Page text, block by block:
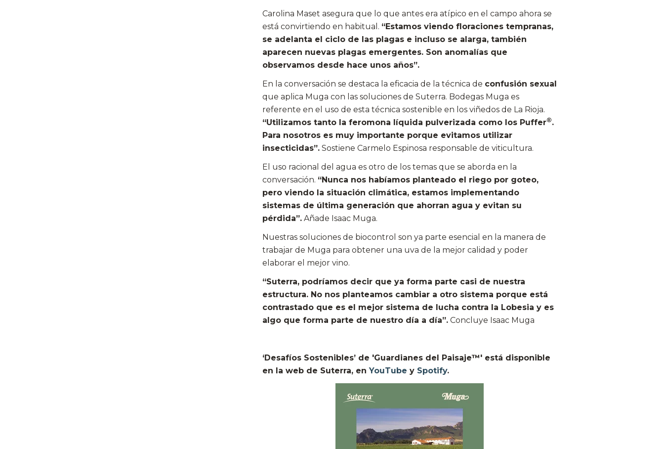
Carolina Maset asegura que lo que antes era atípico en el campo ahora se
está convirtiendo en habitual. “Estamos viendo floraciones tempranas,
se adelanta el ciclo de las plagas e incluso se alarga, también
aparecen nuevas plagas emergentes. Son anomalías que
observamos desde hace unos años”.
En la conversación se destaca la eficacia de la técnica de confusión sexual
que aplica Muga con las soluciones de Suterra. Bodegas Muga es
referente en el uso de esta técnica sostenible en los viñedos de La Rioja.
“Utilizamos tanto la feromona líquida pulverizada como los Puffer®.
Para nosotros es muy importante porque evitamos utilizar
insecticidas”. Sostiene Carmelo Espinosa responsable de viticultura.
El uso racional del agua es otro de los temas que se aborda en la
conversación. “Nunca nos habíamos planteado el riego por goteo,
pero viendo la situación climática, estamos implementando
sistemas de última generación que ahorran agua y evitan su
pérdida”. Añade Isaac Muga.
Nuestras soluciones de biocontrol son ya parte esencial en la manera de
trabajar de Muga para obtener una uva de la mejor calidad y poder
elaborar el mejor vino.
“Suterra, podríamos decir que ya forma parte casi de nuestra
estructura. No nos planteamos cambiar a otro sistema porque está
contrastado que es el mejor sistema de lucha contra la Lobesia y es
algo que forma parte de nuestro día a día”. Concluye Isaac Muga
‘Desafíos Sostenibles’ de 'Guardianes del Paisaje™' está disponible
en la web de Suterra, en YouTube y Spotify.